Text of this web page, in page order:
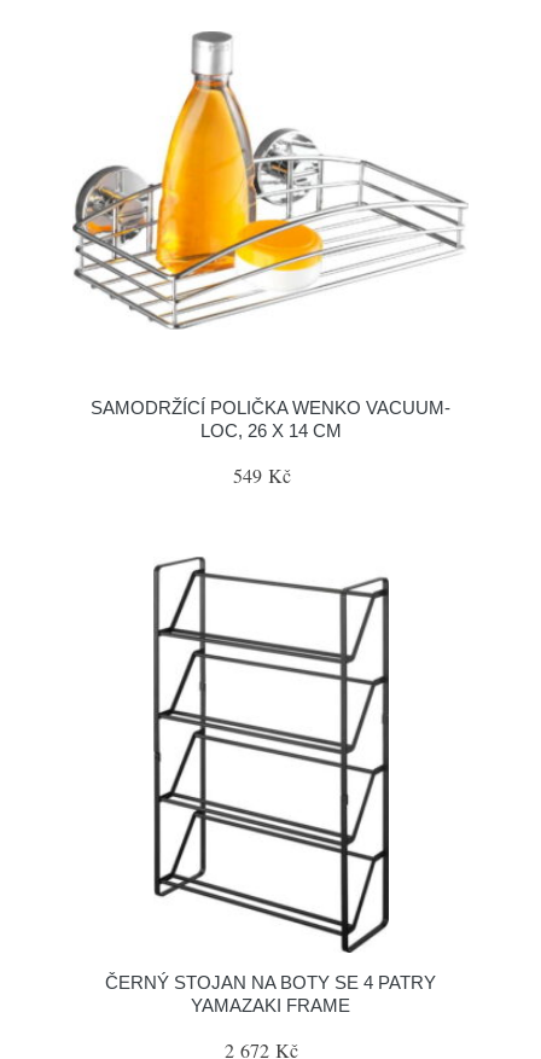
SAMODRŽÍCÍ POLIČKA WENKO VACUUM-
LOC, 26 X 14 CM
549 Kč
ČERNÝ STOJAN NA BOTY SE 4 PATRY
YAMAZAKI FRAME
2 672 Kč